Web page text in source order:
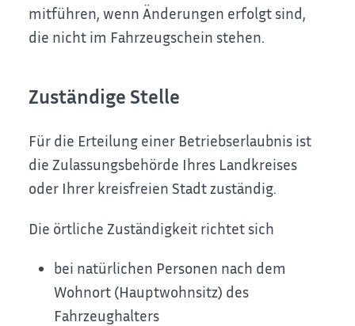
mitführen, wenn Änderungen erfolgt sind,
die nicht im Fahrzeugschein stehen.
Zuständige Stelle
Für die Erteilung einer Betriebserlaubnis ist
die Zulassungsbehörde Ihres Landkreises
oder Ihrer kreisfreien Stadt zuständig.
Die örtliche Zuständigkeit richtet sich
bei natürlichen Personen nach dem
Wohnort (Hauptwohnsitz) des
Fahrzeughalters